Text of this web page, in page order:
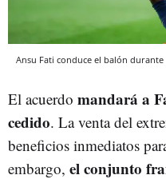
Ansu Fati conduce el balón
El acuerdo mandará a
cedido. La venta del
beneficios inmediatos
embargo, el conjunto